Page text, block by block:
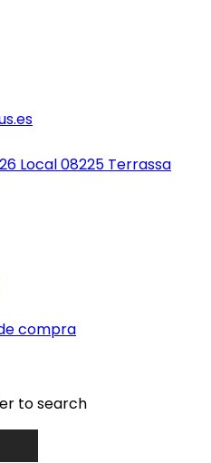
Local 08225 Terrassa
compra
to search